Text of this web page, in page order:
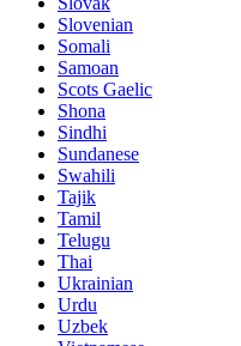
Slovenian
Somali
Samoan
Scots Gaelic
Shona
Sindhi
Sundanese
Swahili
Tajik
Tamil
Telugu
Thai
Ukrainian
Urdu
Uzbek